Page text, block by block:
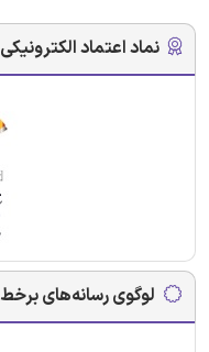
نماد اعتماد الکترونیکی
لوگوی رسانه‌های برخط